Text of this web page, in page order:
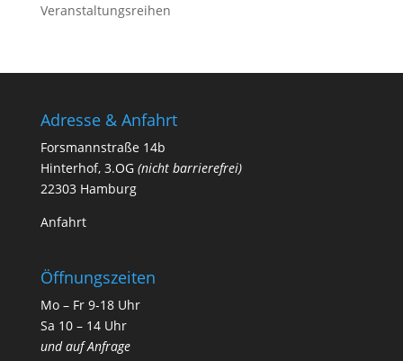
Veranstaltungsreihen
Adresse & Anfahrt
Forsmannstraße 14b
Hinterhof, 3.OG (nicht barrierefrei)
22303 Hamburg
Anfahrt
Öffnungszeiten
Mo – Fr 9-18 Uhr
Sa 10 – 14 Uhr
und auf Anfrage